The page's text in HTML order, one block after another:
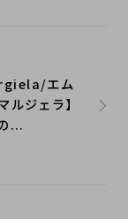
エム
ルジェラ】
...